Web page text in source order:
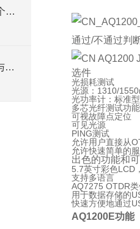
FRA5087频率特性分析仪的7个特点介绍
RM3544微电阻计周期性校准与校验
通过/不通过判
选件
光损耗测试
光源：1310/
光功率计：标准
多芯光纤测试功能
可视故障点定位
可见光源
PING测试
允许用户直接从
允许快速简单的
出色的功能和
5.7英寸彩色LCD
支持多语言
AQ7275 OTDR类
用于数据存储的
快速方便地通过
AQ1200E功能